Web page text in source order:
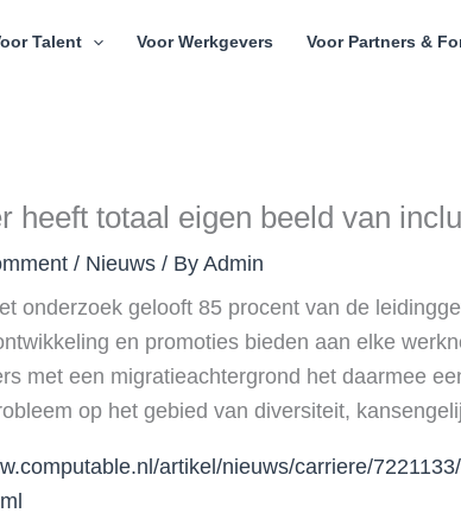
Talent Voor Werkgevers Voor Partners &
heeft totaal eigen beeld van
/ Nieuws / ByAdmin
onderzoek gelooft 85 procent van de
en promoties bieden aan elke
met een migratieachtergrond het daarmee
op het gebied van diversiteit,
artikel/nieuws/carriere/